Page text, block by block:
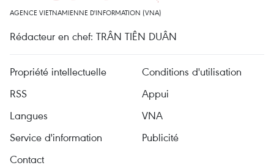
AGENCE VIETNAMIENNE D'INFORMATION (VNA)
Rédacteur en chef: TRÂN TIÊN DUÂN
Propriété intellectuelle
Conditions d'utilisation
RSS
Appui
Langues
VNA
Service d'information
Publicité
Contact